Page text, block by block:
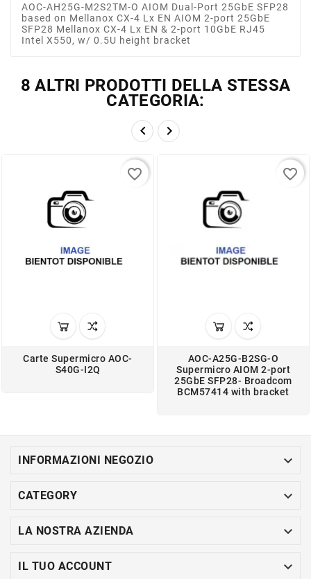
AOC-AH25G-M2S2TM-O AIOM Dual-Port 25GbE SFP28
based on Mellanox CX-4 Lx EN AIOM 2-port 25GbE
SFP28 Mellanox CX-4 Lx EN & 2-port 10GbE RJ45
Intel X550, w/ 0.5U height bracket
8 ALTRI PRODOTTI DELLA STESSA
CATEGORIA:
 
Carte Supermicro AOC-
S40G-I2Q
favorite_border
AOC-A25G-B2SG-O
Supermicro AIOM 2-port
25GbE SFP28- Broadcom
BCM57414 with bracket
favorite_border
INFORMAZIONI NEGOZIO 
CATEGORY 
LA NOSTRA AZIENDA 
IL TUO ACCOUNT 